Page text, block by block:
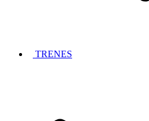
TRENES